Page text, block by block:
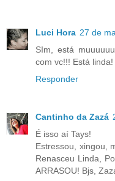
Luci Hora 27 de
SIm, está
com vc!!! Está linda!
Responder
Cantinho da Zazá
É isso aí Tays!
Estressou, xingou,
Renasceu Linda,
ARRASOU! Bjs,